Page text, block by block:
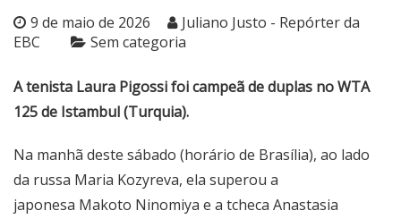
9 de maio de 2026
Juliano Justo - Repórter da
EBC
Sem categoria
A tenista Laura Pigossi foi campeã de duplas no WTA
125 de Istambul (Turquia).
Na manhã deste sábado (horário de Brasília), ao lado
da russa Maria Kozyreva, ela superou a
japonesa Makoto Ninomiya e a tcheca Anastasia